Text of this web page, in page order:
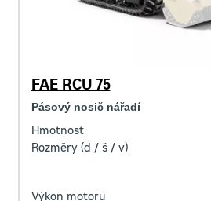
FAE RCU 75
Pásový nosič nářadí
Hmotnost
Rozměry (d / š / v)
Výkon motoru